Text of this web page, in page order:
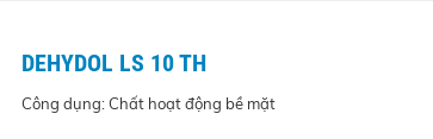
DEHYDOL LS 10 TH
Công dụng: Chất hoạt động bề mặt